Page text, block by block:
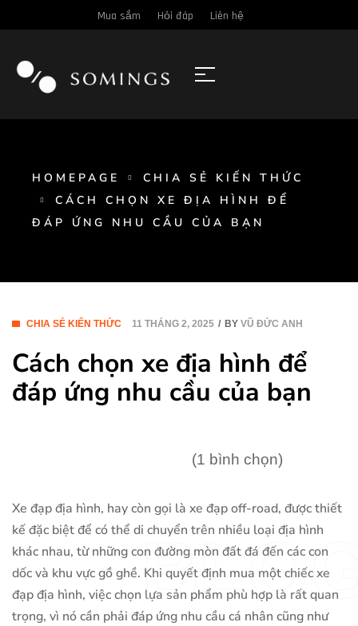
Mua sắm Hỏi đáp Liên hệ
HOMEPAGE
CHIA SẺ KIẾN THỨC
CÁCH CHỌN XE ĐỊA HÌNH ĐỂ
ĐÁP ỨNG NHU CẦU CỦA BẠN
CHIA SẺ KIẾN THỨC 11 THÁNG 2, 2025 BY VŨ ĐỨC ANH
Cách chọn xe địa hình để
đáp ứng nhu cầu của bạn
(1 bình chọn)
Xe đạp địa hình, hay còn gọi là xe đạp off-road, được thiết
kế đặc biệt để có thể di chuyển trên nhiều loại địa hình
khác nhau, từ những con đường mòn đất đá đến các con
dốc và khu vực gồ ghề. Khi quyết định mua một chiếc xe
đạp địa hình, việc chọn lựa sản phẩm phù hợp là rất quan
trọng, vì nó cần phải đáp ứng nhu cầu cá nhân cũng như